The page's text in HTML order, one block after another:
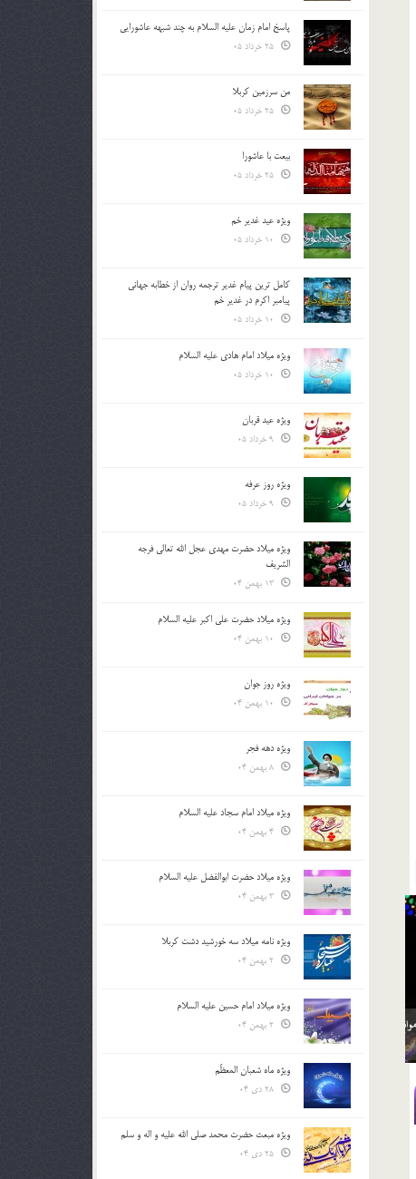
پاسخ امام زمان علیه السلام به چند شبهه عاشورایی
من سرزمین کربلا
بیعت با عاشورا
ویژه عید غدیر خم
کامل ترین پیام غدیر ترجمه روان از خطابه جهانی
پیامبر اکرم در غدیر خم
ویژه میلاد امام هادی علیه السلام
ویژه عید قربان
ویژه روز عرفه
ویژه میلاد حضرت مهدی عجل الله تعالی فرجه
الشريف
ویژه میلاد حضرت علی اکبر علیه السلام
ویژه روز جوان
ویژه دهه فجر
ویژه میلاد امام سجاد علیه السلام
ویژه میلاد حضرت ابوالفضل علیه السلام
ویژه نامه میلاد سه خورشید دشت کربلا
ویژه میلاد امام حسین علیه السلام
ویژه ماه شعبان المعظّم
ویژه مبعث حضرت محمد صلی الله علیه و اله و سلم